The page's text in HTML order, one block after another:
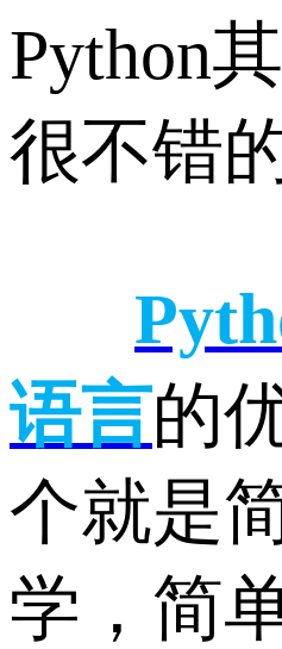
Python
很不错的
语言的
个就是
学，简